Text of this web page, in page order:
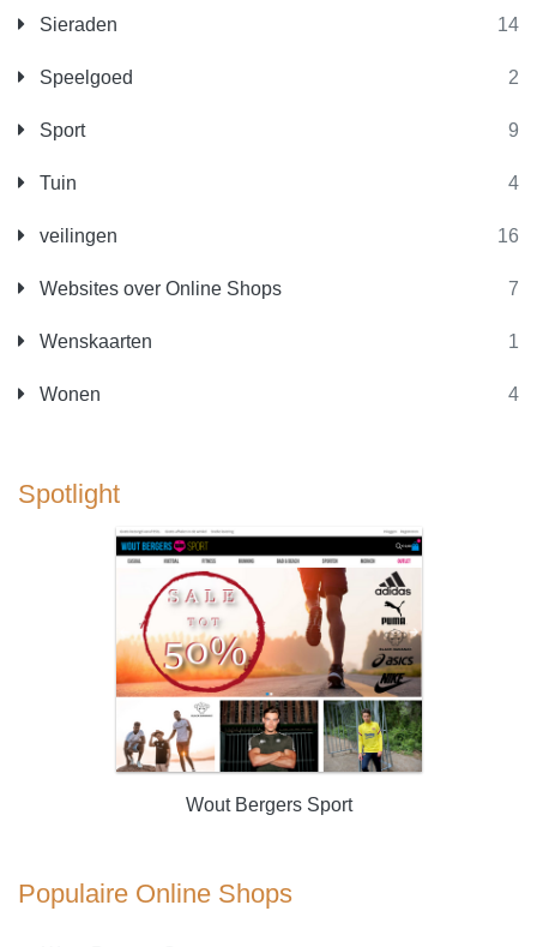
Sieraden 14
Speelgoed 2
Sport 9
Tuin 4
veilingen 16
Websites over Online Shops 7
Wenskaarten 1
Wonen 4
Spotlight
Wout Bergers Sport
Populaire Online Shops